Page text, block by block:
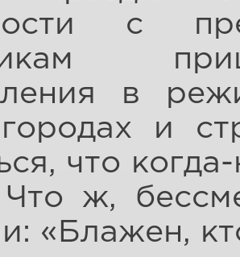
с
в
и
что
Что ж,
«Блажен,